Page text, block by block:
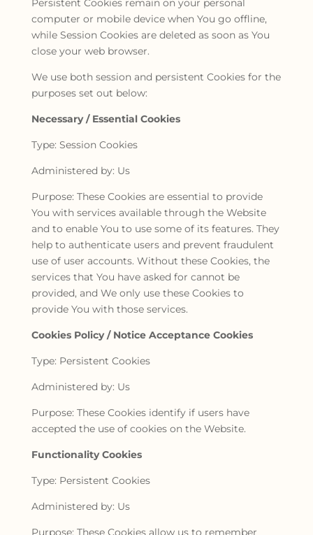
Persistent Cookies remain on your personal
computer or mobile device when You go offline,
while Session Cookies are deleted as soon as You
close your web browser.
We use both session and persistent Cookies for the
purposes set out below:
Necessary / Essential Cookies
Type: Session Cookies
Administered by: Us
Purpose: These Cookies are essential to provide
You with services available through the Website
and to enable You to use some of its features. They
help to authenticate users and prevent fraudulent
use of user accounts. Without these Cookies, the
services that You have asked for cannot be
provided, and We only use these Cookies to
provide You with those services.
Cookies Policy / Notice Acceptance Cookies
Type: Persistent Cookies
Administered by: Us
Purpose: These Cookies identify if users have
accepted the use of cookies on the Website.
Functionality Cookies
Type: Persistent Cookies
Administered by: Us
Purpose: These Cookies allow us to remember